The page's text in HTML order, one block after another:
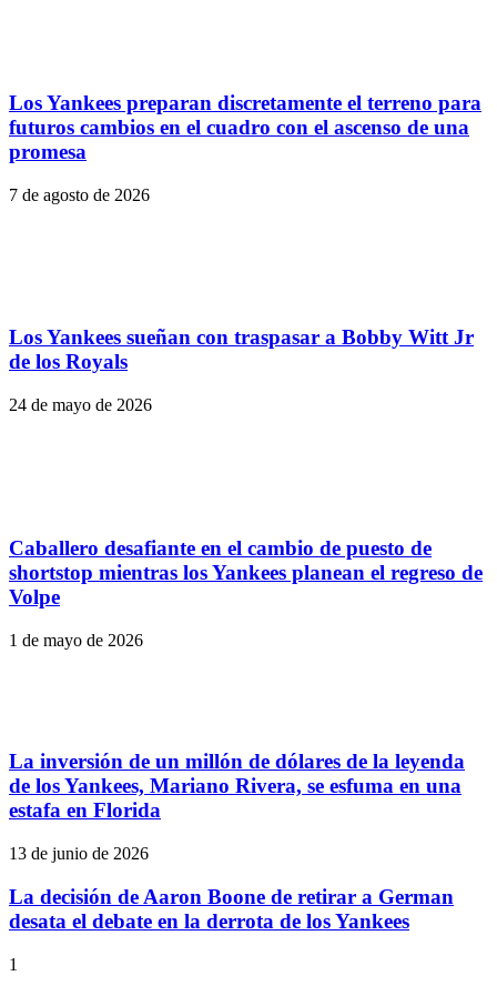
Los Yankees preparan discretamente el terreno para
futuros cambios en el cuadro con el ascenso de una
promesa
7 de agosto de 2026
Los Yankees sueñan con traspasar a Bobby Witt Jr
de los Royals
24 de mayo de 2026
Caballero desafiante en el cambio de puesto de
shortstop mientras los Yankees planean el regreso de
Volpe
1 de mayo de 2026
La inversión de un millón de dólares de la leyenda
de los Yankees, Mariano Rivera, se esfuma en una
estafa en Florida
13 de junio de 2026
La decisión de Aaron Boone de retirar a German
desata el debate en la derrota de los Yankees
1